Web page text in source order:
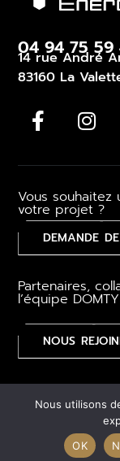
04 94 75 59
14 rue André
83160 La
Vous
votre projet ?
DEMANDE
Mentions légales
Partenaires,
l’équipe
NOUS
Nous utilisons
OK